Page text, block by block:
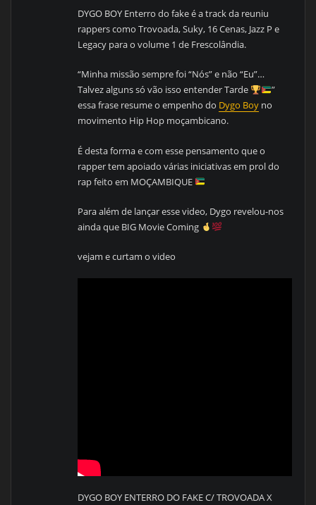
DYGO BOY Enterro do fake é a track da reuniu
rappers como Trovoada, Suky, 16 Cenas, Jazz P e
Legacy para o volume 1 de Frescolândia.
“Minha missão sempre foi “Nós” e não “Eu”…
Talvez alguns só vão isso entender Tarde
”
essa frase resume o empenho do Dygo Boy no
movimento Hip Hop moçambicano.
É desta forma e com esse pensamento que o
rapper tem apoiado várias iniciativas em prol do
rap feito em MOÇAMBIQUE
Para além de lançar esse video, Dygo revelou-nos
ainda que BIG Movie Coming
vejam e curtam o video
DYGO BOY ENTERRO DO FAKE C/ TROVOADA X